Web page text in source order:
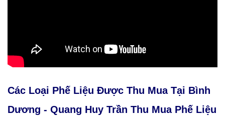
Các Loại Phế Liệu Được Thu Mua Tại Bình
Dương - Quang Huy Trần Thu Mua Phế Liệu